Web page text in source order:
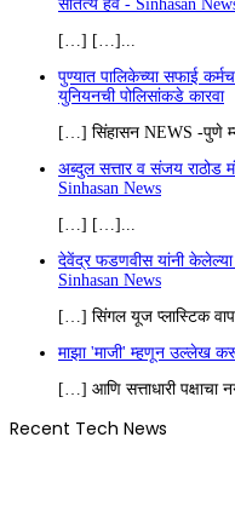
सातत्य हवे - Sinhasan
[…] […]...
पुण्यात पालिकेच्या सफाई
युनियनची पोलिसांकडे कारवा
[…] सिंहासन NEWS -पुणे
अब्दुल सत्तार व संजय राठोड
Sinhasan News
[…] […]...
देवेंद्र फडणवीस यांनी केलेल्या
Sinhasan News
[…] सिंगल यूज प्लास्टिक
माझा 'माजी' म्हणून उल्लेख
[…] आणि सत्ताधारी पक्षाचा
Recent Tech News